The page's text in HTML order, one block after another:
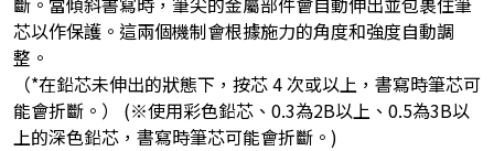
芯以作保護。這兩個機制會根據施力的角度和強度自動調
整。
（*在鉛芯未伸出的狀態下，按芯 4 次或以上，書寫時筆芯可
能會折斷。） (※使用彩色鉛芯、0.3為2B以上、0.5為3B以
上的深色鉛芯，書寫時筆芯可能會折斷。)